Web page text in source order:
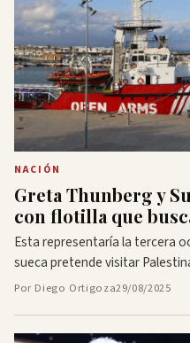
NACIÓN
Greta Thunberg y
con flotilla que
Esta representaría la tercera
sueca pretende visitar
Por Diego Ortigoza29/08/2025